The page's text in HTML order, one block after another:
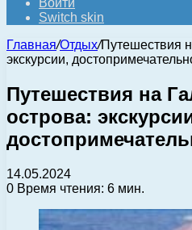
Войти
Switch skin
Главная/Отдых/Путешествия
экскурсии,
Путешествия на
острова:
14.05.2024
0 Время чтения: 6 мин.